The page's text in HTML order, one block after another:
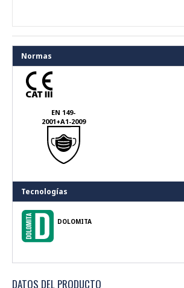
Normas
EN 149-
2001+A1-2009
Tecnologías
DOLOMITA
DATOS DEL PRODUCTO